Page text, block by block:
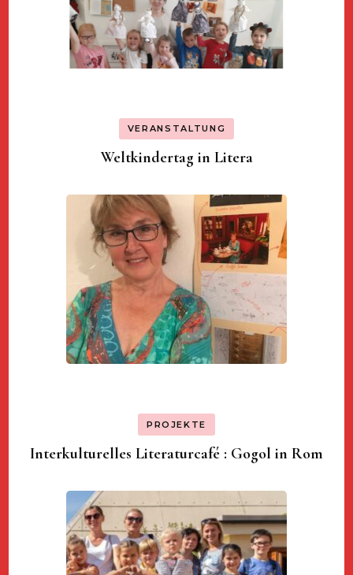
VERANSTALTUNG
Weltkindertag in Litera
PROJEKTE
Interkulturelles Literaturcafé : Gogol in Rom